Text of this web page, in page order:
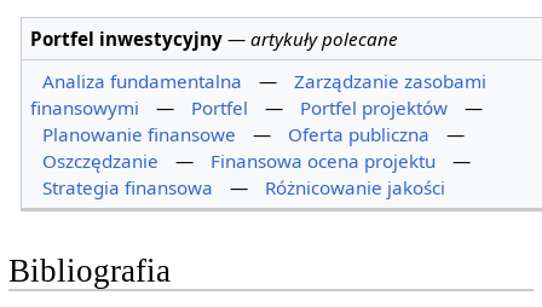
Portfel inwestycyjny —artykuły polecane
Analiza fundamentalna
—
Zarządzanie zasobami
finansowymi
— Portfel — Portfel projektów
—
Planowanie finansowe
— Oferta publiczna
—
Oszczędzanie
— Finansowa ocena projektu
—
Strategia finansowa
— Różnicowanie jakości
Bibliografia